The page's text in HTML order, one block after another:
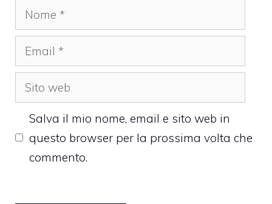
Nome
Email
Sito
web
Salva il mio nome, email e sito web in
questo browser per la prossima volta che
commento.